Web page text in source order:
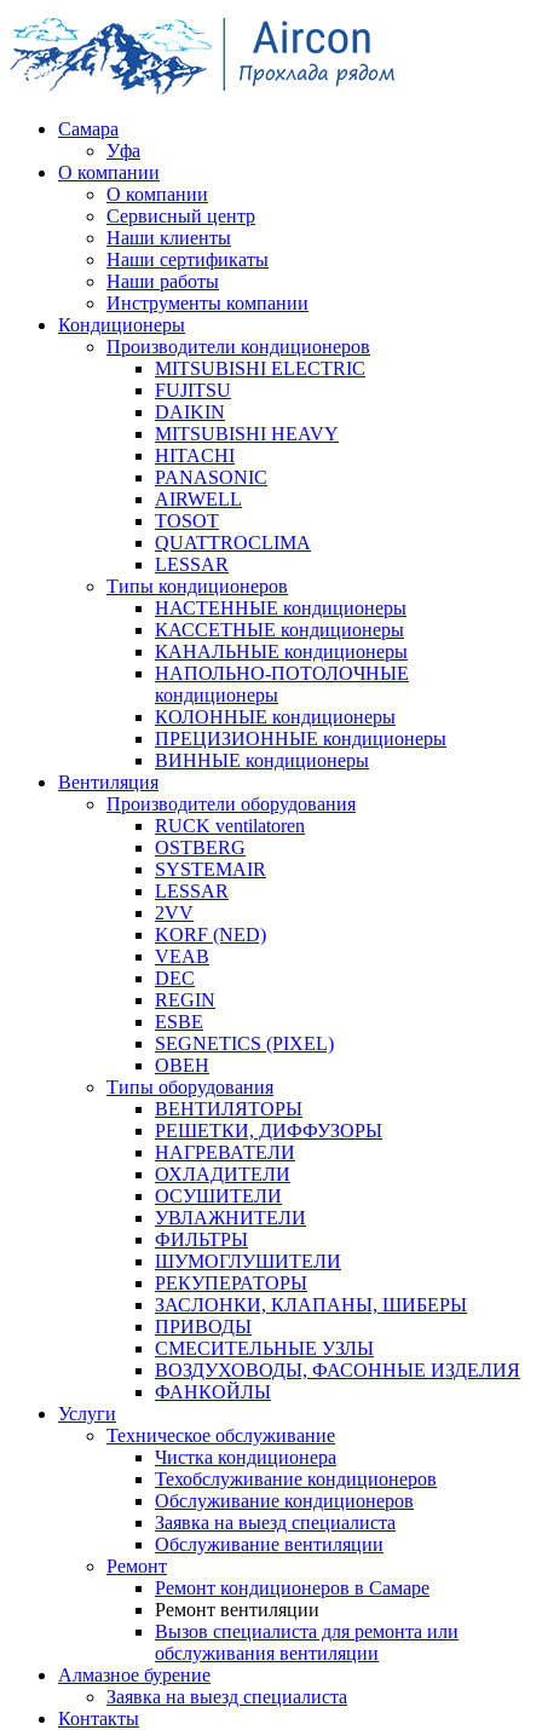
Самара
Уфа
О компании
О компании
Сервисный центр
Наши клиенты
Наши сертификаты
Наши работы
Инструменты компании
Кондиционеры
Производители кондиционеров
MITSUBISHI ELECTRIC
FUJITSU
DAIKIN
MITSUBISHI HEAVY
HITACHI
PANASONIC
AIRWELL
TOSOT
QUATTROCLIMA
LESSAR
Типы кондиционеров
НАСТЕННЫЕ кондиционеры
КАССЕТНЫЕ кондиционеры
КАНАЛЬНЫЕ кондиционеры
НАПОЛЬНО-ПОТОЛОЧНЫЕ
кондиционеры
КОЛОННЫЕ кондиционеры
ПРЕЦИЗИОННЫЕ кондиционеры
ВИННЫЕ кондиционеры
Вентиляция
Производители оборудования
RUCK ventilatoren
OSTBERG
SYSTEMAIR
LESSAR
2VV
KORF (NED)
VEAB
DEC
REGIN
ESBE
SEGNETICS (PIXEL)
ОВЕН
Типы оборудования
ВЕНТИЛЯТОРЫ
РЕШЕТКИ, ДИФФУЗОРЫ
НАГРЕВАТЕЛИ
ОХЛАДИТЕЛИ
ОСУШИТЕЛИ
УВЛАЖНИТЕЛИ
ФИЛЬТРЫ
ШУМОГЛУШИТЕЛИ
РЕКУПЕРАТОРЫ
ЗАСЛОНКИ, КЛАПАНЫ, ШИБЕРЫ
ПРИВОДЫ
СМЕСИТЕЛЬНЫЕ УЗЛЫ
ВОЗДУХОВОДЫ, ФАСОННЫЕ ИЗДЕЛИЯ
ФАНКОЙЛЫ
Услуги
Техническое обслуживание
Чистка кондиционера
Техобслуживание кондиционеров
Обслуживание кондиционеров
Заявка на выезд специалиста
Обслуживание вентиляции
Ремонт
Ремонт кондиционеров в Самаре
Ремонт вентиляции
Вызов специалиста для ремонта или
обслуживания вентиляции
Алмазное бурение
Заявка на выезд специалиста
Контакты